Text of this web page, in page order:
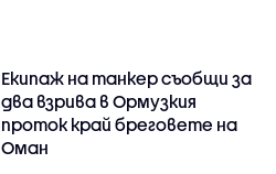
Екипаж на танкер съобщи за
два взрива в Ормузкия
проток край бреговете на
Оман